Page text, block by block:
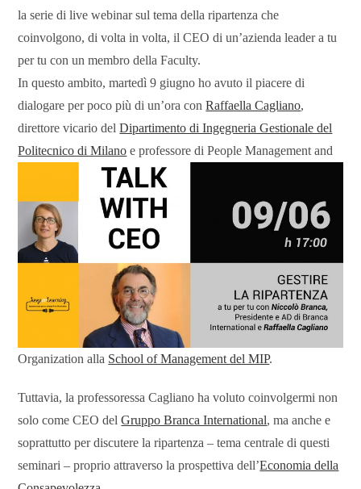
la serie di live webinar sul tema della ripartenza che
coinvolgono, di volta in volta, il CEO di un’azienda leader a tu
per tu con un membro della Faculty.
In questo ambito, martedì 9 giugno ho avuto il piacere di
dialogare per poco più di un’ora conRaffaella Cagliano,
direttore vicario delDipartimento di Ingegneria Gestionale del
Politecnico di Milano eprofessore di People Management and
Organization alla School of Management del MIP.
Tuttavia, la professoressa Cagliano ha voluto coinvolgermi non
solo come CEO delGruppo Branca International, ma anche e
soprattutto per discutere la ripartenza – tema centrale di questi
seminari – proprio attraverso la prospettiva dell’Economia della